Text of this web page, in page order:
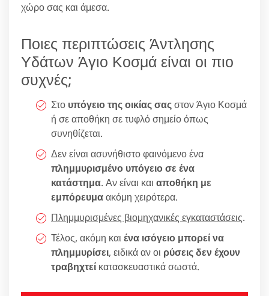
χώρο σας και άμεσα.
Ποιες περιπτώσεις Άντλησης
Υδάτων Άγιο Κοσμά είναι οι πιο
συχνές;
Στο υπόγειο της οικίας σαςστον Άγιο Κοσμά
ή σε αποθήκη σε τυφλό σημείο όπως
συνηθίζεται.
Δεν είναι ασυνήθιστο φαινόμενο ένα
πλημμυρισμένο υπόγειο σε ένα
κατάστημα. Αν είναι και αποθήκη με
εμπόρευμαακόμη χειρότερα.
Πλημμυρισμένες βιομηχανικές εγκαταστάσεις.
Τέλος, ακόμη και ένα ισόγειο μπορεί να
πλημμυρίσει, ειδικά αν οι ρύσεις δεν έχουν
τραβηχτεί κατασκευαστικά σωστά.